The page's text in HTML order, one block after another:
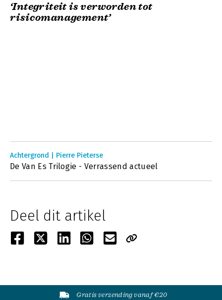
‘Integriteit is verworden tot
risicomanagement’
Achtergrond | Pierre Pieterse
De Van Es Trilogie - Verrassend actueel
Deel dit artikel
Gratis verzending vanaf €20